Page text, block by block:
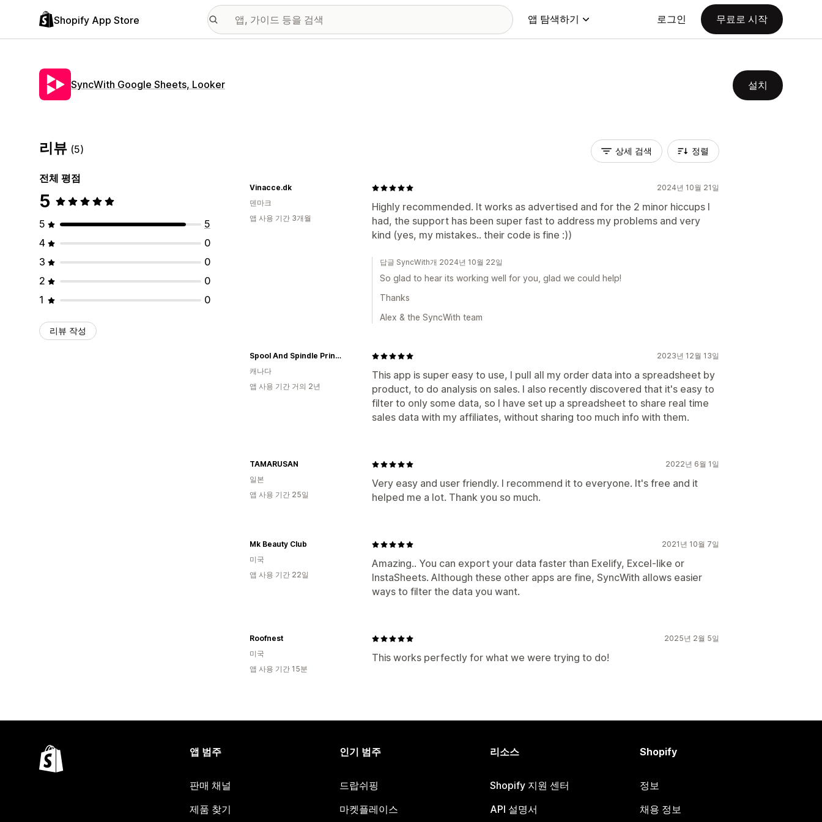
Shopify App Store 앱 탐색하기 로그인 무료로 시작
SyncWith Google Sheets, Looker 설치
리뷰 (5)
전체 평점
5
5
5
4
0
3
0
2
0
1
0
리뷰 작성
상세 검색 정렬
2024년 10월 21일
Highly recommended. It works as advertised and for the 2 minor hiccups I
had, the support has been super fast to address my problems and very
kind (yes, my mistakes.. their code is fine :))
Vinacce.dk
덴마크
앱 사용 기간 3개월
답글 SyncWith개 2024년 10월 22일
So glad to hear its working well for you, glad we could help!
Thanks
Alex & the SyncWith team
2023년 12월 13일
This app is super easy to use, I pull all my order data into a spreadsheet by
product, to do analysis on sales. I also recently discovered that it's easy to
filter to only some data, so I have set up a spreadsheet to share real time
sales data with my affiliates, without sharing too much info with them.
Spool And Spindle Printshop
캐나다
앱 사용 기간 거의 2년
2022년 6월 1일
Very easy and user friendly. I recommend it to everyone. It's free and it
helped me a lot. Thank you so much.
TAMARUSAN
일본
앱 사용 기간 25일
2021년 10월 7일
Amazing.. You can export your data faster than Exelify, Excel-like or
InstaSheets. Although these other apps are fine, SyncWith allows easier
ways to filter the data you want.
Mk Beauty Club
미국
앱 사용 기간 22일
2025년 2월 5일
This works perfectly for what we were trying to do!
Roofnest
미국
앱 사용 기간 15분
앱 범주
판매 채널
제품 찾기
인기 범주
드랍쉬핑
마켓플레이스
리소스
Shopify 지원 센터
API 설명서
Shopify
정보
채용 정보